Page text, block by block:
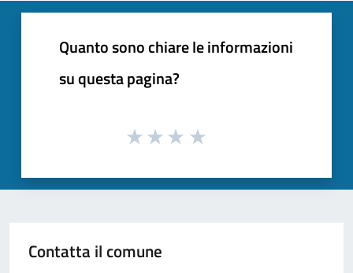
Quanto sono chiare le informazioni
su questa pagina?
Contatta il comune